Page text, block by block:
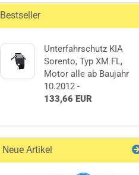
Bestseller
Unterfahrschutz KIA
Sorento, Typ XM FL,
Motor alle ab Baujahr
10.2012 -
133,66 EUR
Neue Artikel